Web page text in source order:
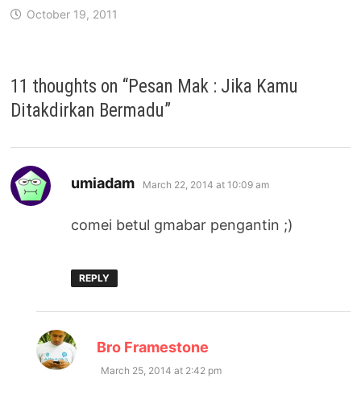
October 19, 2011
11 thoughts on “Pesan Mak : Jika Kamu
Ditakdirkan Bermadu”
umiadam says:
March 22, 2014 at 10:09 am
comei betul gmabar pengantin ;)
REPLY
Bro Framestone
March 25, 2014 at 2:42 pm